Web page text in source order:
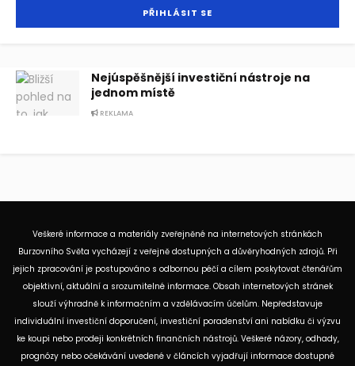
Nejúspěšnější investiční nástroje na
jednom místě
REKLAMA
Veškeré informace a materiály zveřejněné na internetových stránkách
Burzovního Světa vycházejí z veřejně dostupných a důvěryhodných zdrojů. Při
jejich zpracování je postupováno s odbornou péčí a cílem poskytovat čtenářům
objektivní, aktuální a srozumitelné informace. Obsah internetových stránek
slouží výhradně k informačním a vzdělávacím účelům. Nepředstavuje
individuální investiční doporučení, investiční poradenství ani nabídku či výzvu
ke koupi nebo prodeji konkrétních finančních nástrojů. Veškeré názory, odhady,
prognózy nebo očekávání uvedené v článcích vyjadřují informace dostupné